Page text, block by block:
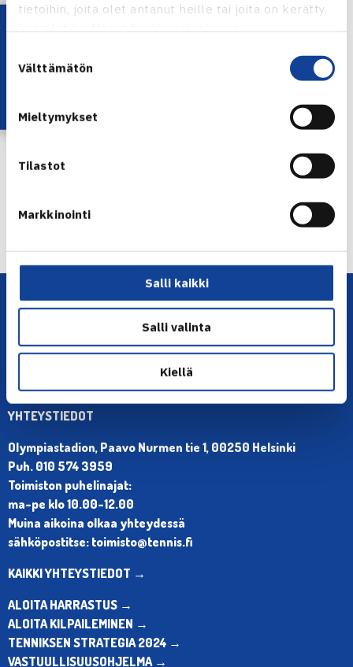
tietoihin, joita olet antanut heille tai joita on kerätty,
valinta
Välttämätön
Mieltymykset
Tilastot
Markkinointi
Salli kaikki
Salli valinta
Kiellä
← Edellinen Seuraava uutinen: van Riet ja… →
Lataa OmaTennis!
YHTEYSTIEDOT
Olympiastadion, Paavo Nurmen tie 1, 00250 Helsinki
Puh. 010 574 3959
Toimiston puhelinajat:
ma-pe klo 10.00-12.00
Muina aikoina olkaa yhteydessä
sähköpostitse: toimisto@tennis.fi
KAIKKI YHTEYSTIEDOT →
ALOITA HARRASTUS →
ALOITA KILPAILEMINEN →
TENNIKSEN STRATEGIA 2024 →
VASTUULLISUUSOHJELMA →